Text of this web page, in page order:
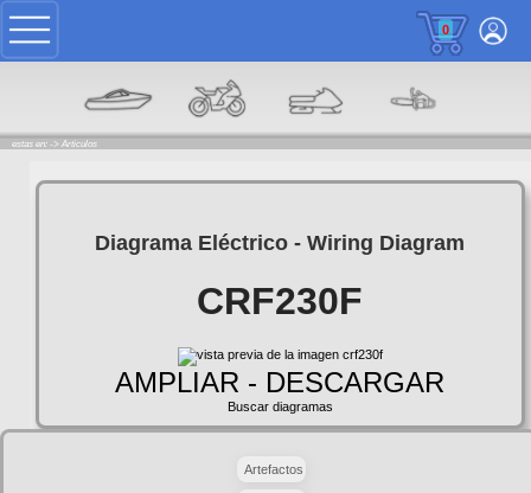
0
estas en: -> Articulos
Diagrama Eléctrico - Wiring Diagram
CRF230F
AMPLIAR - DESCARGAR
Buscar diagramas
Artefactos